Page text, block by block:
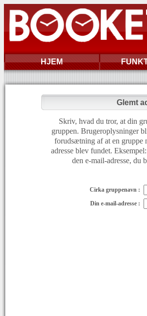
HJEM
Glemt
Skriv, hvad du tror, at din
gruppen. Brugeroplysninger
forudsætning af at en gruppe
adresse blev fundet.
den e-mail-adresse, du
Cirka gruppenavn :
Din e-mail-adresse :